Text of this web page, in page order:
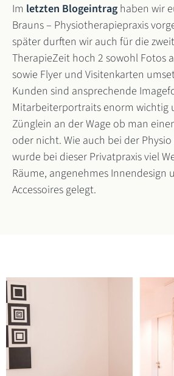
Im letzten Blogeintrag haben wir
Brauns – Physiotherapiepraxis
später durften wir auch für die
TherapieZeit hoch 2 sowohl Fotos
sowie Flyer und Visitenkarten
Kunden sind ansprechende
Mitarbeiterportraits enorm wichtig
Zünglein an der Wage ob man
oder nicht. Wie auch bei der Physio
wurde bei dieser Privatpraxis viel
Räume, angenehmes Innendesign
Accessoires gelegt.